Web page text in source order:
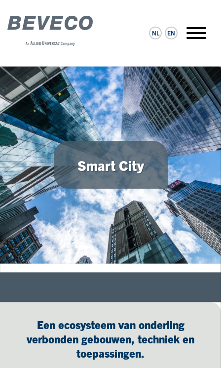
NL EN
Smart City
Een ecosysteem van onderling
verbonden gebouwen, techniek en
toepassingen.